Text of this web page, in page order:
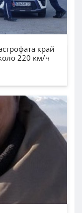
край
220 км/ч